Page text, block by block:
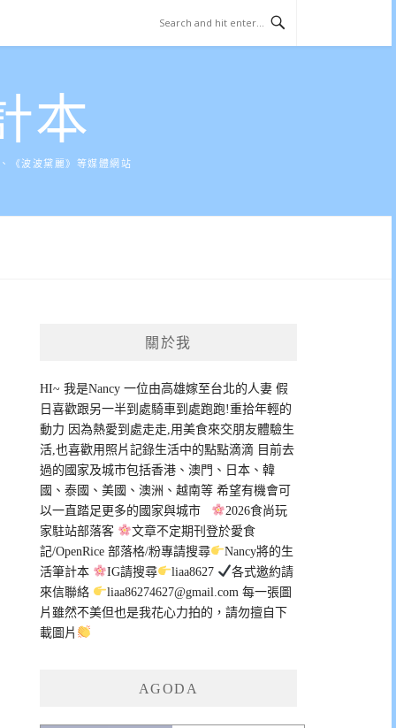
本
《波波黛麗》等媒體網站
關於我
HI~ 我是Nancy 一位由高雄嫁至台北的人妻 假
日喜歡跟另一半到處騎車到處跑跑!重拾年輕的
動力 因為熱愛到處走走,用美食來交朋友體驗生
活,也喜歡用照片記錄生活中的點點滴滴 目前去
過的國家及城市包括香港、澳門、日本、韓
國、泰國、美國、澳洲、越南等 希望有機會可
以一直踏足更多的國家與城市
2026食尚玩
家駐站部落客
文章不定期刊登於愛食
記/OpenRice 部落格/粉專請搜尋
Nancy將的生
活筆計本
IG請搜尋 liaa8627
各式邀約請
來信聯絡
liaa86274627@gmail.com 每一張圖
片雖然不美但也是我花心力拍的，請勿擅自下
載圖片
AGODA